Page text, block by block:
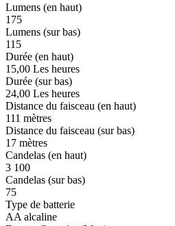
Lumens (en haut)
175
Lumens (sur bas)
115
Durée (en haut)
15,00 Les heures
Durée (sur bas)
24,00 Les heures
Distance du faisceau (en haut)
111 mètres
Distance du faisceau (sur bas)
17 mètres
Candelas (en haut)
3 100
Candelas (sur bas)
75
Type de batterie
AA alcaline